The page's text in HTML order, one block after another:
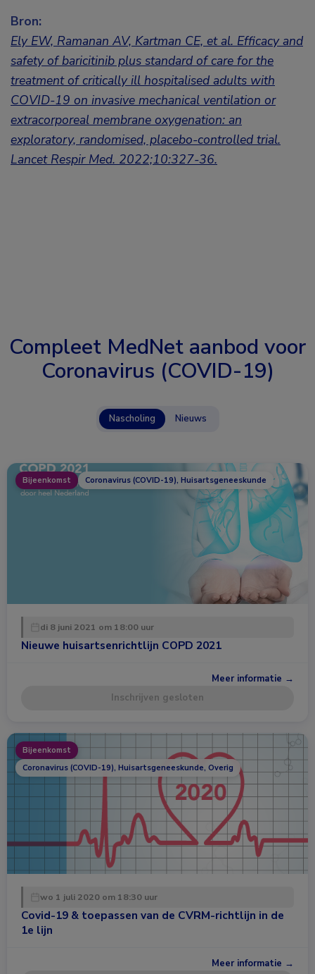
Bron:
Ely EW, Ramanan AV, Kartman CE, et al. Efficacy and
safety of baricitinib plus standard of care for the
treatment of critically ill hospitalised adults with
COVID-19 on invasive mechanical ventilation or
extracorporeal membrane oxygenation: an
exploratory, randomised, placebo-controlled trial.
Lancet Respir Med. 2022;10:327-36.
Compleet MedNet aanbod voor
Coronavirus (COVID-19)
Nascholing Nieuws
Bijeenkomst Coronavirus (COVID-19), Huisartsgeneeskunde
di 8 juni 2021 om 18:00 uur
Nieuwe huisartsenrichtlijn COPD 2021
Meer informatie →
Inschrijven gesloten
Bijeenkomst
Coronavirus (COVID-19), Huisartsgeneeskunde, Overig
wo 1 juli 2020 om 18:30 uur
Covid-19 & toepassen van de CVRM-richtlijn in de
1e lijn
Meer informatie →